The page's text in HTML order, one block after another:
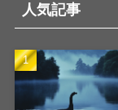
人気記事